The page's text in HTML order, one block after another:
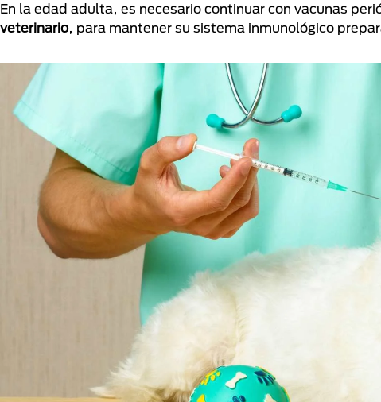
En la edad adulta, es necesario continuar con vacunas
veterinario, para mantener su sistema inmunológico